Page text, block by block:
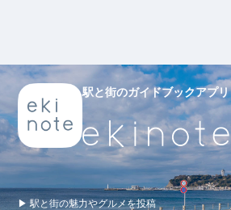
駅と街のガイドブックアプリ
▶ 駅と街の魅力やグルメを投稿